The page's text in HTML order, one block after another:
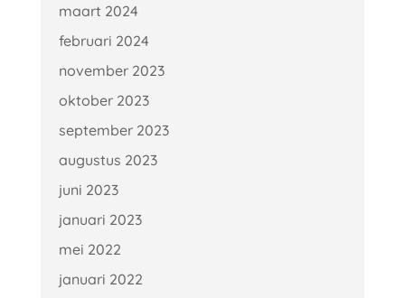
maart 2024
februari 2024
november 2023
oktober 2023
september 2023
augustus 2023
juni 2023
januari 2023
mei 2022
januari 2022